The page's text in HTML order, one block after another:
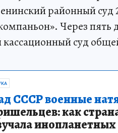
районный
Через пять
суд
СССР военные
как
инопланетных